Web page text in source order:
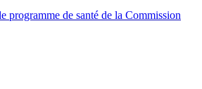
programme de santé de la Commission